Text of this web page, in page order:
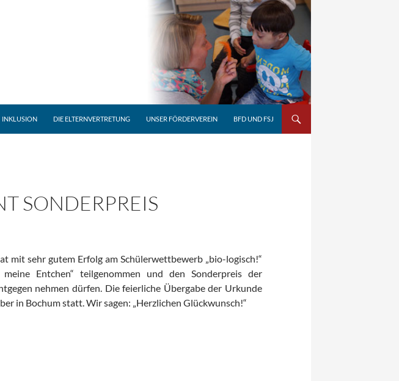
INKLUSION DIE ELTERNVERTRETUNG UNSER FÖRDERVEREIN BFD UND FSJ
SONDERPREIS
mit sehr gutem Erfolg am Schülerwettbewerb „bio-logisch!“
Entchen“ teilgenommen und den Sonderpreis der
nehmen dürfen. Die feierliche Übergabe der Urkunde
in Bochum statt. Wir sagen: „Herzlichen Glückwunsch!“